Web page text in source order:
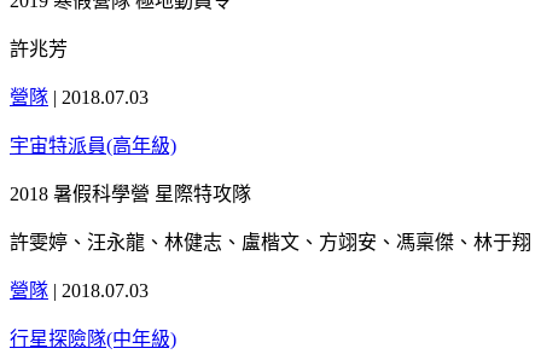
許兆芳
營隊 | 2018.07.03
宇宙特派員(高年級)
2018 暑假科學營 星際特攻隊
許雯婷、汪永龍、林健志、盧楷文、方翊安、馮稟傑、林于翔
營隊 | 2018.07.03
行星探險隊(中年級)